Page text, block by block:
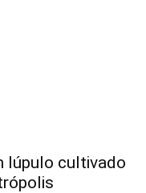
lúpulo cultivado